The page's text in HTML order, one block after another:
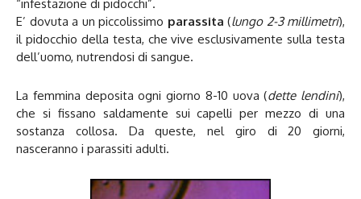
“infestazione di pidocchi”.
E’ dovuta a un piccolissimo parassita (lungo 2-3 millimetri),
il pidocchio della testa, che vive esclusivamente sulla testa
dell’uomo, nutrendosi di sangue.
La femmina deposita ogni giorno 8-10 uova (dette lendini),
che si fissano saldamente sui capelli per mezzo di una
sostanza collosa. Da queste, nel giro di 20 giorni,
nasceranno i parassiti adulti.